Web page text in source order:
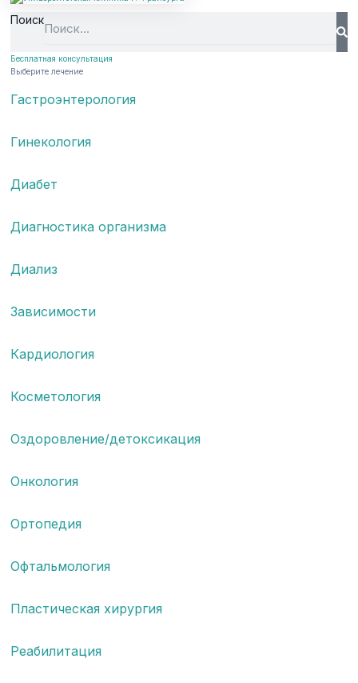
Поиск
Бесплатная консультация
Выберите лечение
Гастроэнтерология
Гинекология
Диабет
Диагностика организма
Диализ
Зависимости
Кардиология
Косметология
Оздоровление/детоксикация
Онкология
Ортопедия
Офтальмология
Пластическая хирургия
Реабилитация